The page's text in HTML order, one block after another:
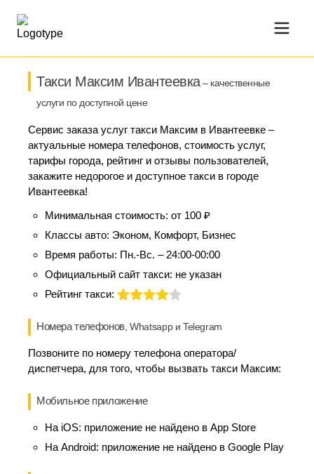
Такси Максим Ивантеевка– качественные
услуги по доступной цене
Сервис заказа услуг такси Максим в Ивантеевке –
актуальные номера телефонов, стоимость услуг,
тарифы города, рейтинг и отзывы пользователей,
закажите недорогое и доступное такси в городе
Ивантеевка!
Минимальная стоимость: от 100 ₽
Классы авто: Эконом, Комфорт, Бизнес
Время работы: Пн.-Вс. – 24:00-00:00
Официальный сайт такси: не указан
Рейтинг такси:
Номера телефонов, Whatsapp и Telegram
Позвоните по номеру телефона оператора/
диспетчера, для того, чтобы вызвать такси Максим:
Мобильное приложение
На iOS: приложение не найдено в App Store
На Android: приложение не найдено в Google Play